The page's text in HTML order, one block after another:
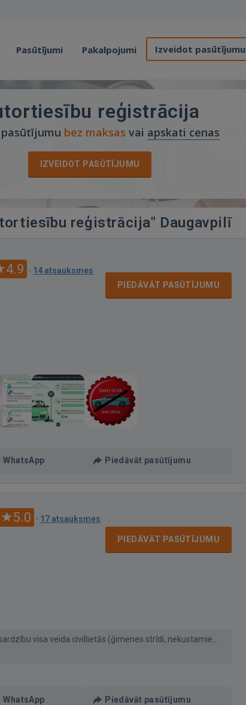
Pasūtījumi Pakalpojumi Izveidot pasūtījumu
reģistrācija
bez maksas vai apskati cenas
IZVEIDOT PASŪTĪJUMU
reģistrācija" Daugavpilī
4.9 · 14 atsauksmes
PIEDĀVĀT PASŪTĪJUMU
WhatsApp Piedāvāt pasūtījumu
5.0 · 17 atsauksmes
PIEDĀVĀT PASŪTĪJUMU
visa veida civillietās (ģimenes strīdi, nekustamie...
WhatsApp Piedāvāt pasūtījumu